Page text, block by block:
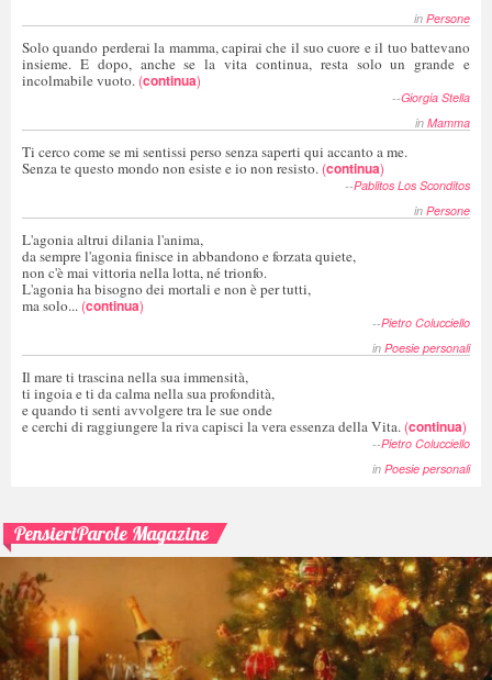
in Persone
Solo quando perderai la mamma, capirai che il suo cuore e il tuo battevano
insieme. E dopo, anche se la vita continua, resta solo un grande e
incolmabile vuoto. (continua)
--Giorgia Stella
in Mamma
Ti cerco come se mi sentissi perso senza saperti qui accanto a me.
Senza te questo mondo non esiste e io non resisto. (continua)
--Pablitos Los Sconditos
in Persone
L'agonia altrui dilania l'anima,
da sempre l'agonia finisce in abbandono e forzata quiete,
non c'è mai vittoria nella lotta, né trionfo.
L'agonia ha bisogno dei mortali e non è per tutti,
ma solo... (continua)
--Pietro Colucciello
in Poesie personali
Il mare ti trascina nella sua immensità,
ti ingoia e ti da calma nella sua profondità,
e quando ti senti avvolgere tra le sue onde
e cerchi di raggiungere la riva capisci la vera essenza della Vita. (continua)
--Pietro Colucciello
in Poesie personali
PensieriParole Magazine